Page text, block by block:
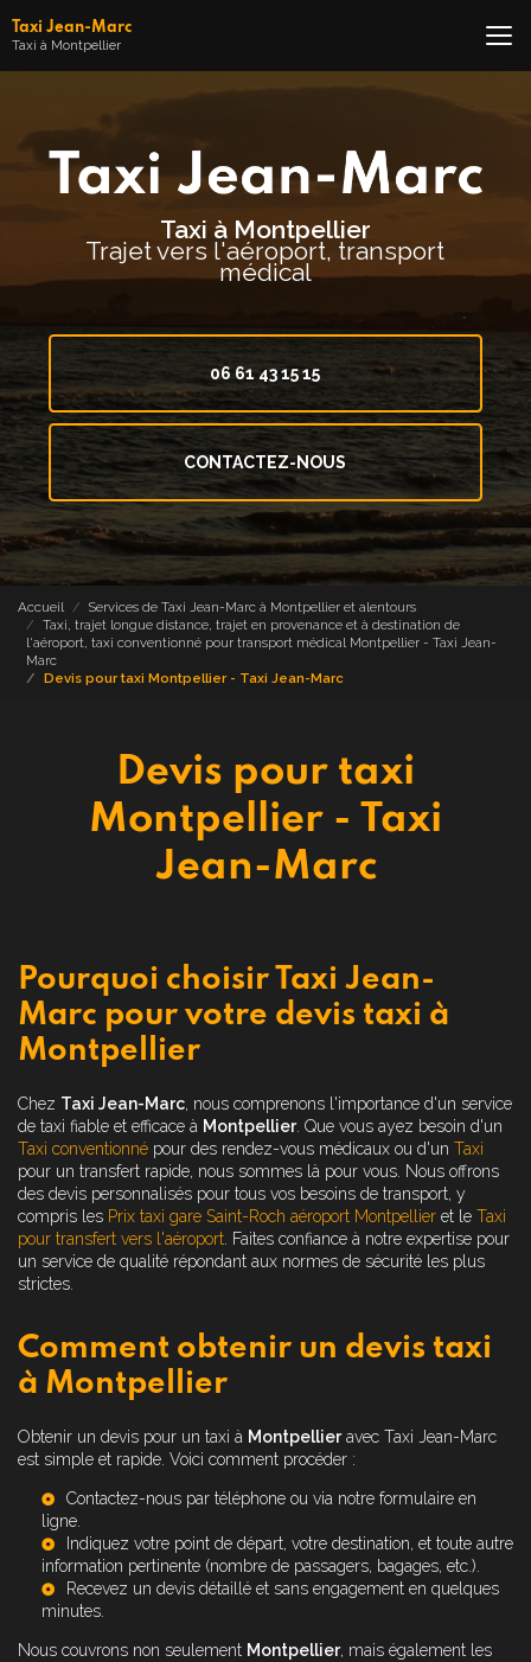
au
contenu
Taxi Jean-Marc
Taxi à Montpellier
Taxi à Montpellier
Trajet vers l'aéroport, transport
médical
06 61 43 15 15
CONTACTEZ-NOUS
Accueil
Services de Taxi Jean-Marc à Montpellier et alentours
Taxi, trajet longue distance, trajet en provenance et à destination de
l'aéroport, taxi conventionné pour transport médical Montpellier - Taxi Jean-
Marc
Devis pour taxi Montpellier - Taxi Jean-Marc
Devis pour taxi
Montpellier - Taxi
Jean-Marc
Pourquoi choisir Taxi Jean-
Marc pour votre devis taxi à
Montpellier
Chez Taxi Jean-Marc, nous comprenons l'importance d'un service
de taxi fiable et efficace à Montpellier. Que vous ayez besoin d'un
Taxi conventionné pour des rendez-vous médicaux ou d'un Taxi
pour un transfert rapide, nous sommes là pour vous. Nous offrons
des devis personnalisés pour tous vos besoins de transport, y
compris les Prix taxi gare Saint-Roch aéroport Montpellier et le Taxi
pour transfert vers l'aéroport . Faites confiance à notre expertise pour
un service de qualité répondant aux normes de sécurité les plus
strictes.
Comment obtenir un devis taxi
à Montpellier
Obtenir un devis pour un taxi à Montpellieravec Taxi Jean-Marc
est simple et rapide. Voici comment procéder :
Contactez-nous par téléphone ou via notre formulaire en
ligne.
Indiquez votre point de départ, votre destination, et toute autre
information pertinente (nombre de passagers, bagages, etc.).
Recevez un devis détaillé et sans engagement en quelques
minutes.
Nous couvrons non seulement Montpellier, mais également les